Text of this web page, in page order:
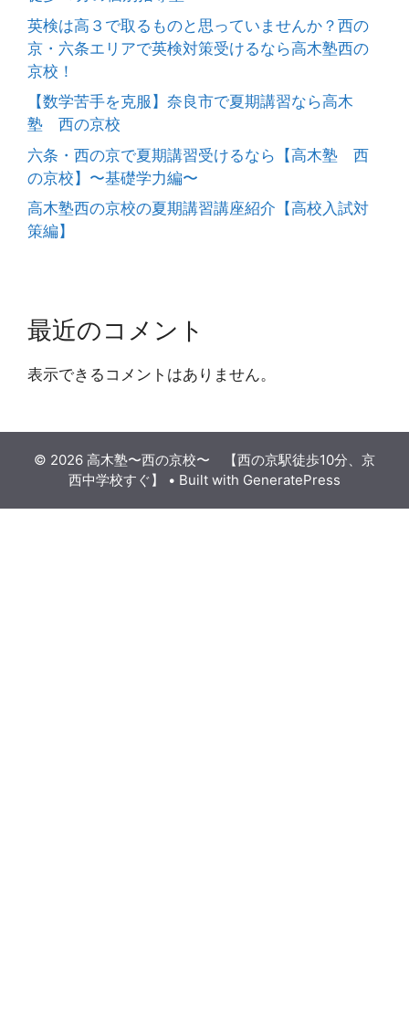
英検は高３で取るものと思っていませんか？西の
京・六条エリアで英検対策受けるなら高木塾西の
京校！
【数学苦手を克服】奈良市で夏期講習なら高木
塾 西の京校
六条・西の京で夏期講習受けるなら【高木塾 西
の京校】〜基礎学力編〜
高木塾西の京校の夏期講習講座紹介【高校入試対
策編】
最近のコメント
表示できるコメントはありません。
© 2026 高木塾〜西の京校〜 【西の京駅徒歩10分、京
西中学校すぐ】
• Built with GeneratePress